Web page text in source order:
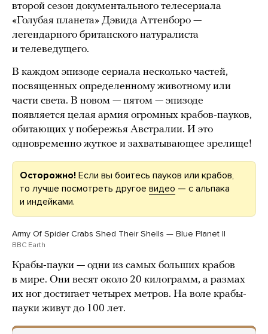
второй сезон документального телесериала
«Голубая планета» Дэвида Аттенборо —
легендарного британского натуралиста
и телеведущего.
В каждом эпизоде сериала несколько частей,
посвященных определенному животному или
части света. В новом — пятом — эпизоде
появляется целая армия огромных крабов-пауков,
обитающих у побережья Австралии. И это
одновременно жуткое и захватывающее зрелище!
Осторожно! Если вы боитесь пауков или крабов,
то лучше посмотреть другое видео — с альпака
и индейками.
Army Of Spider Crabs Shed Their Shells — Blue Planet II
BBC Earth
Крабы-пауки — одни из самых больших крабов
в мире. Они весят около 20 килограмм, а размах
их ног достигает четырех метров. На воле крабы-
пауки живут до 100 лет.